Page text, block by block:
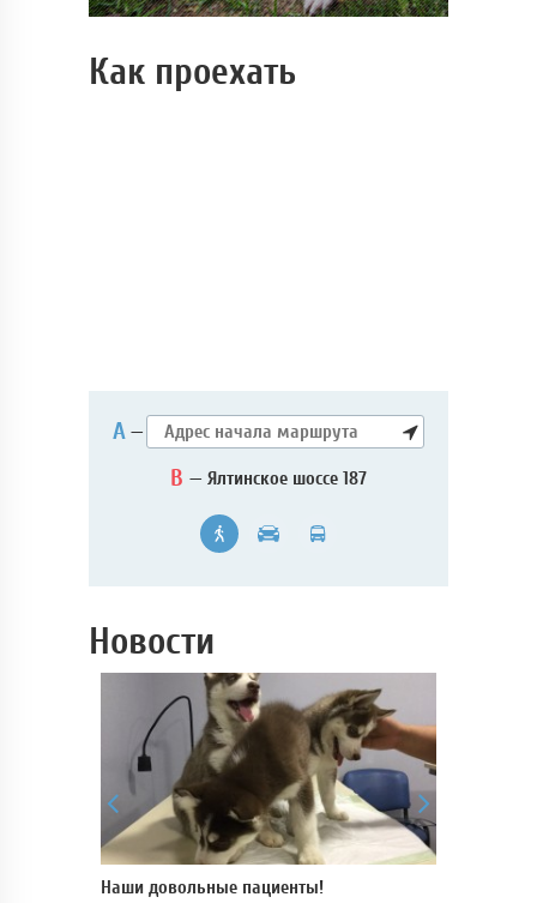
Как проехать
А —
B — Ялтинское шоссе 187
Новости
Наши довольные пациенты!